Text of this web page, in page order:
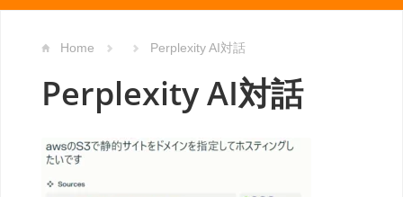
Home Perplexity AI対話
Perplexity AI対話